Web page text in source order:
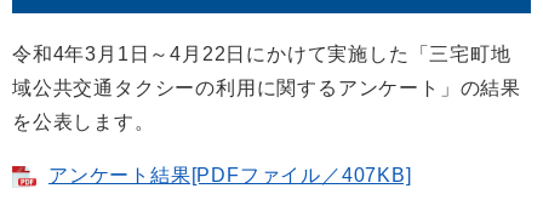
令和4年3月1日～4月22日にかけて実施した「三宅町地
域公共交通タクシーの利用に関するアンケート」の結果
を公表します。
アンケート結果[PDFファイル／407KB]